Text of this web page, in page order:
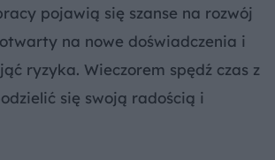
pojawią się szanse na rozwój
na nowe doświadczenia i
ryzyka. Wieczorem spędź czas z
się swoją radością i